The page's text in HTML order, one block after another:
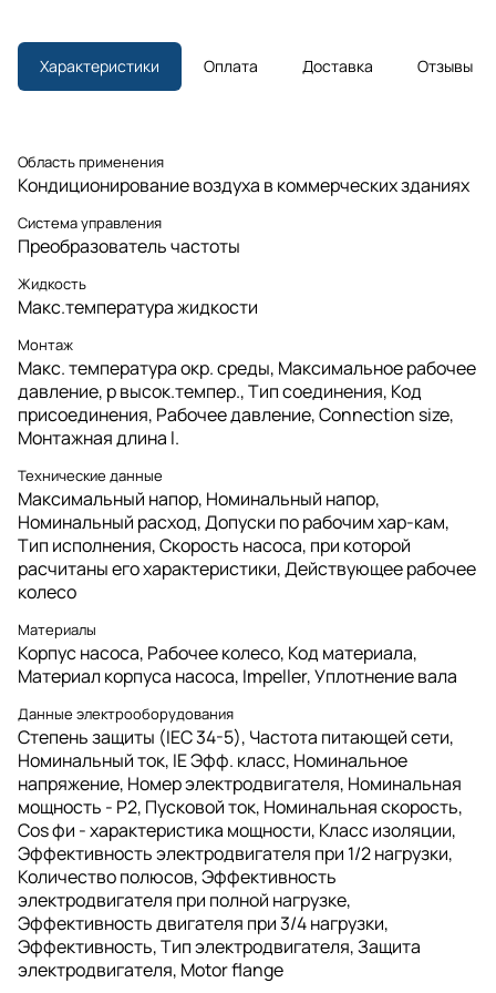
Характеристики Оплата Доставка Отзывы
Область применения
Кондиционирование воздуха в коммерческих зданиях
Система управления
Преобразователь частоты
Жидкость
Макс.температура жидкости
Монтаж
Макс. температура окр. среды, Максимальное рабочее
давление, p высок.темпер., Тип соединения, Код
присоединения, Рабочее давление, Connection size,
Монтажная длина l.
Технические данные
Максимальный напор, Номинальный напор,
Номинальный расход, Допуски по рабочим хар-кам,
Тип исполнения, Скорость насоса, при которой
расчитаны его характеристики, Действующее рабочее
колесо
Материалы
Корпус насоса, Рабочее колесо, Код материала,
Материал корпуса насоcа, Impeller, Уплотнение вала
Данные электрооборудования
Степень защиты (IEC 34-5), Частота питающей сети,
Номинальный ток, IE Эфф. класс, Номинальное
напряжение, Номер электродвигателя, Номинальная
мощность - P2, Пусковой ток, Номинальная скорость,
Cos фи - характеристика мощности, Класс изоляции,
Эффективность электродвигателя при 1/2 нагрузки,
Количество полюсов, Эффективность
электродвигателя при полной нагрузке,
Эффективность двигателя при 3/4 нагрузки,
Эффективность, Тип электродвигателя, Защита
электродвигателя, Motor flange